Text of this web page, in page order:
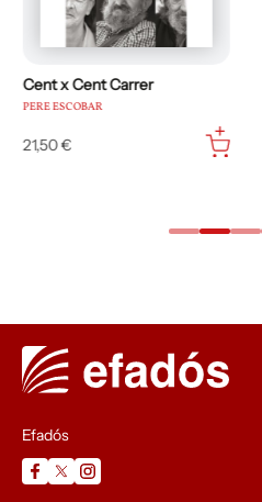
Cent x Cent Carrer
PERE ESCOBAR
21,50 €
Efadós